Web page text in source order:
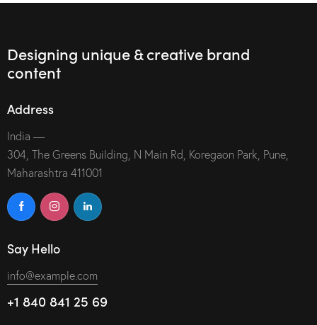
Designing unique & creative brand
content
Address
India —
304, The Greens Building, N Main Rd, Koregaon Park, Pune,
Maharashtra 411001
Say Hello
info@example.com
+1 840 841 25 69